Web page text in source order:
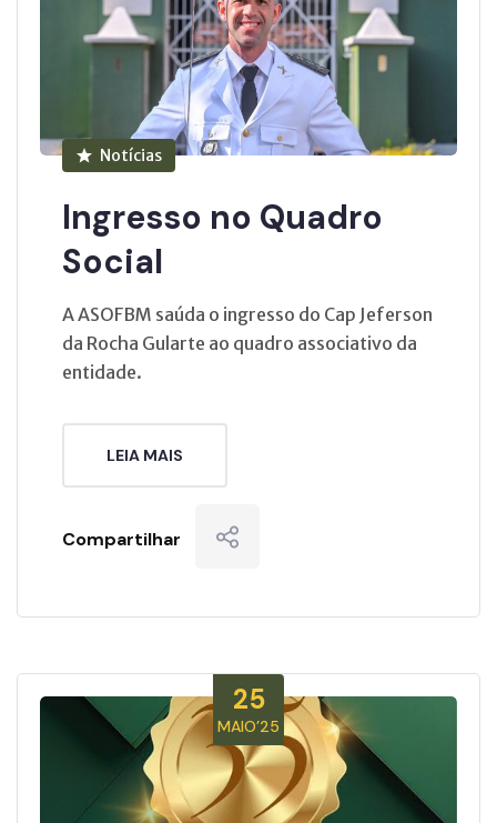
Notícias
Ingresso no Quadro
Social
A ASOFBM saúda o ingresso do Cap Jeferson
da Rocha Gularte ao quadro associativo da
entidade.
LEIA MAIS
Compartilhar
25
MAIO’25